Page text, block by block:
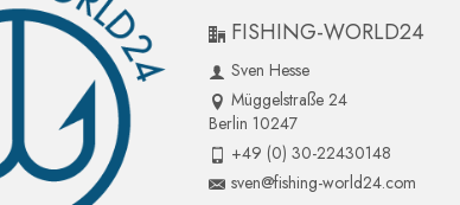
FISHING-WORLD24
Sven Hesse
Müggelstraße 24
Berlin 10247
+49 (0) 30-22430148
sven@fishing-world24.com